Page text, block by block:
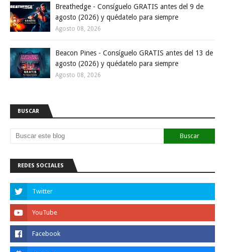
Breathedge - Consíguelo GRATIS antes del 9 de
agosto (2026) y quédatelo para siempre
Agosto 08, 2026
Beacon Pines - Consíguelo GRATIS antes del 13 de
agosto (2026) y quédatelo para siempre
Agosto 08, 2026
BUSCAR
REDES SOCIALES